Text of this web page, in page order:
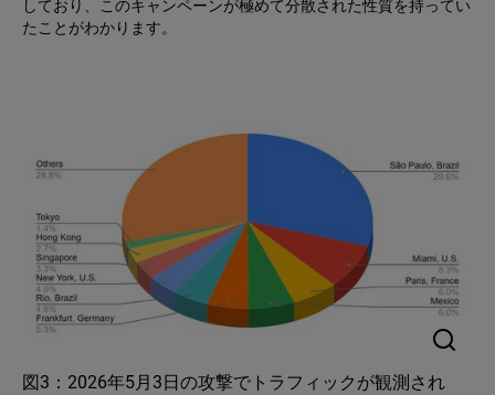
しており、このキャンペーンが極めて分散された性質を持ってい
たことがわかります。
図3：2026年5月3日の攻撃でトラフィックが観測され